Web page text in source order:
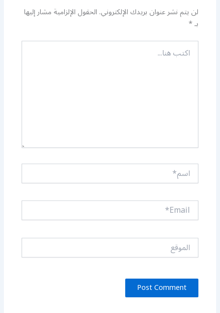
لن يتم نشر عنوان بريدك الإلكتروني.الحقول الإلزامية مشار إليها
بـ*
اكتب
هنا...
اسم*
Email*
الموقع